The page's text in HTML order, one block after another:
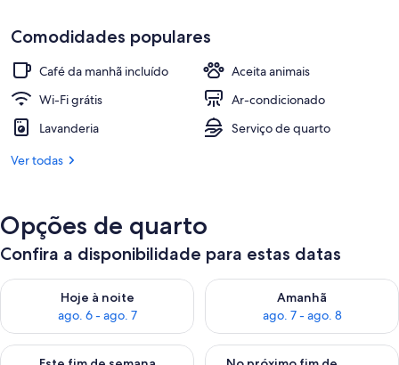
Corner room with Pantheon and
Comodidades populares
Café da manhã incluído
Aceita animais
Wi-Fi grátis
Ar-condicionado
Lavanderia
Serviço de quarto
Ver todas
Opções de quarto
Confira a disponibilidade para estas datas
Hoje à noite
ago. 6 - ago. 7
Verifica a disponibilidade para esta noite, ago. 6 - ago. 7
Amanhã
ago. 7 - ago. 8
Verifica a disponibilidade
Verifica a disponibilidade para este fim de semana, ago. 7 -
Verifica a disponibilidade